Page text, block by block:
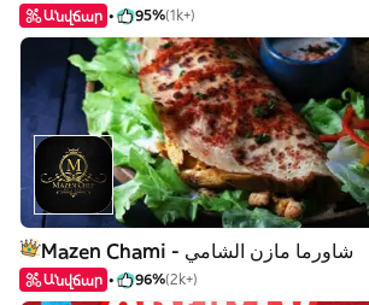
Անվճար 95%(1k+)
Mazen Chami - شاورما مازن الشامي
Անվճար 96%(2k+)